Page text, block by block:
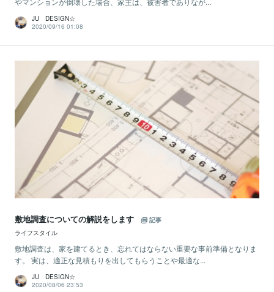
JU DESIGN☆
2020/09/16 01:08
敷地調査についての解説をします
記事
ライフスタイル
敷地調査は、家を建てるとき、忘れてはならない重要な事前準備となりま
す。 実は、適正な見積もりを出してもらうことや最適な...
JU DESIGN☆
2020/08/06 23:53